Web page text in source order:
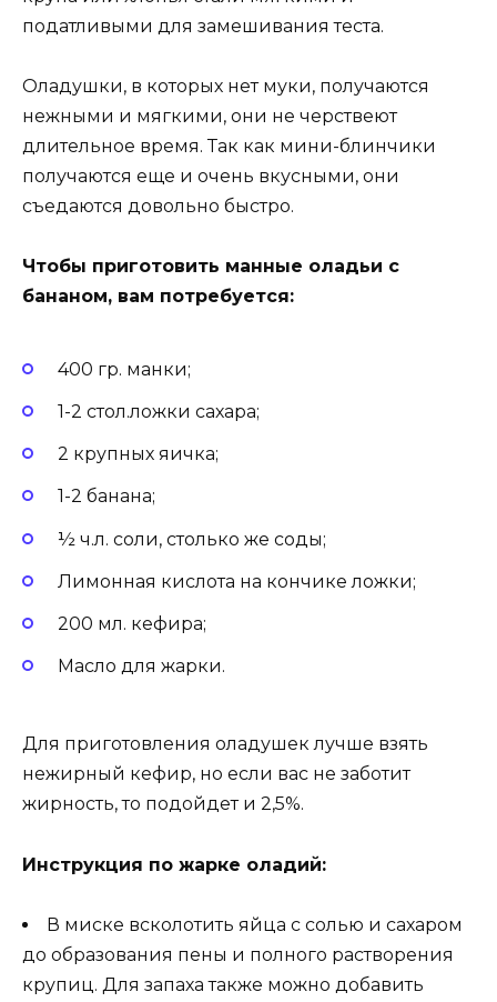
податливыми для замешивания теста.
Оладушки, в которых нет муки, получаются
нежными и мягкими, они не черствеют
длительное время. Так как мини-блинчики
получаются еще и очень вкусными, они
съедаются довольно быстро.
Чтобы приготовить манные оладьи с
бананом, вам потребуется:
400 гр. манки;
1-2 стол.ложки сахара;
2 крупных яичка;
1-2 банана;
½ ч.л. соли, столько же соды;
Лимонная кислота на кончике ложки;
200 мл. кефира;
Масло для жарки.
Для приготовления оладушек лучше взять
нежирный кефир, но если вас не заботит
жирность, то подойдет и 2,5%.
Инструкция по жарке оладий:
В миске всколотить яйца с солью и сахаром
до образования пены и полного растворения
крупиц. Для запаха также можно добавить